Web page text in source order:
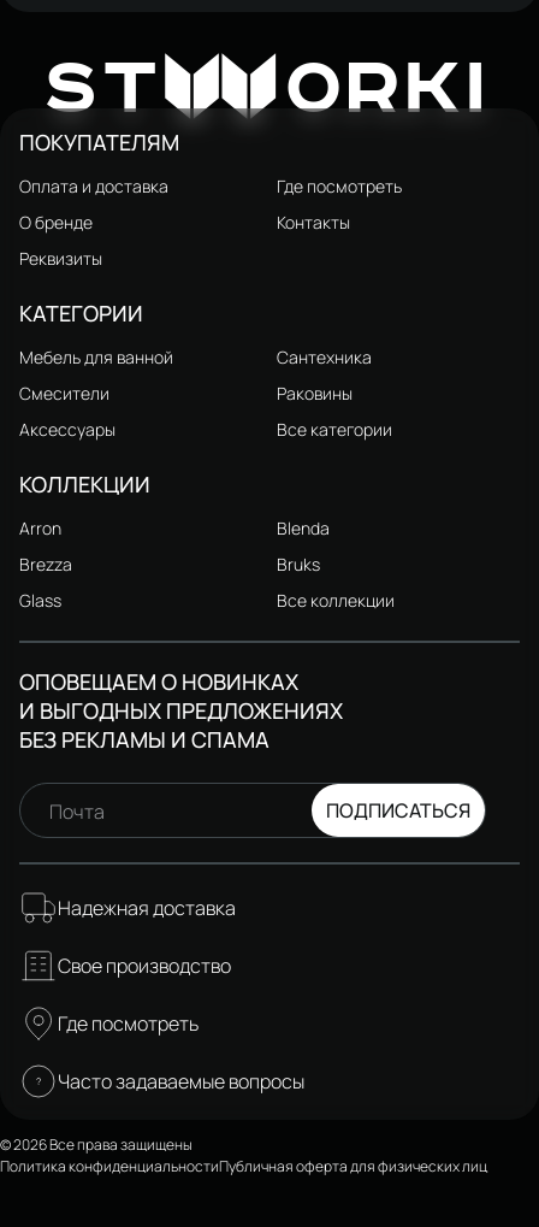
STW ORKI
ПОКУПАТЕЛЯМ
Оплата и доставка
Где посмотреть
О бренде
Контакты
Реквизиты
КАТЕГОРИИ
Мебель для ванной
Сантехника
Смесители
Раковины
Аксессуары
Все категории
КОЛЛЕКЦИИ
Arron
Blenda
Brezza
Bruks
Glass
Все коллекции
ОПОВЕЩАЕМ О НОВИНКАХ
И ВЫГОДНЫХ ПРЕДЛОЖЕНИЯХ
БЕЗ РЕКЛАМЫ И СПАМА
Почта ПОДПИСАТЬСЯ
Надежная доставка
Свое производство
Где посмотреть
Часто задаваемые вопросы
© 2026 Все права защищены
Политика конфиденциальностиПубличная оферта для физических лиц